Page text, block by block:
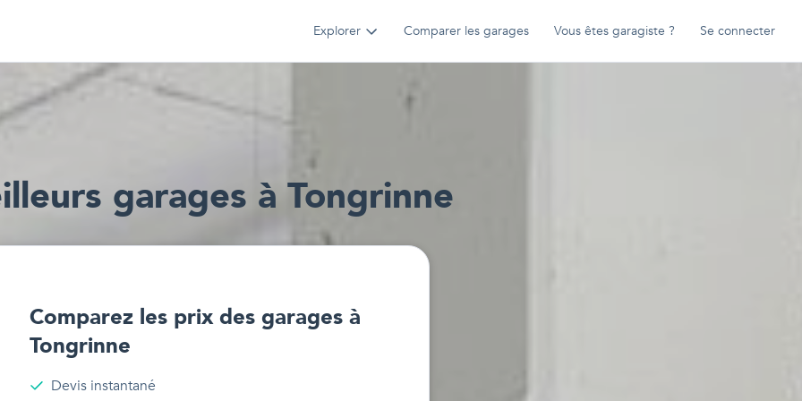
Explorer Comparer les garages Vous êtes garagiste ? Se connecter
s garages à Tongrinne
Comparez les prix des garages à
Tongrinne
Devis instantané